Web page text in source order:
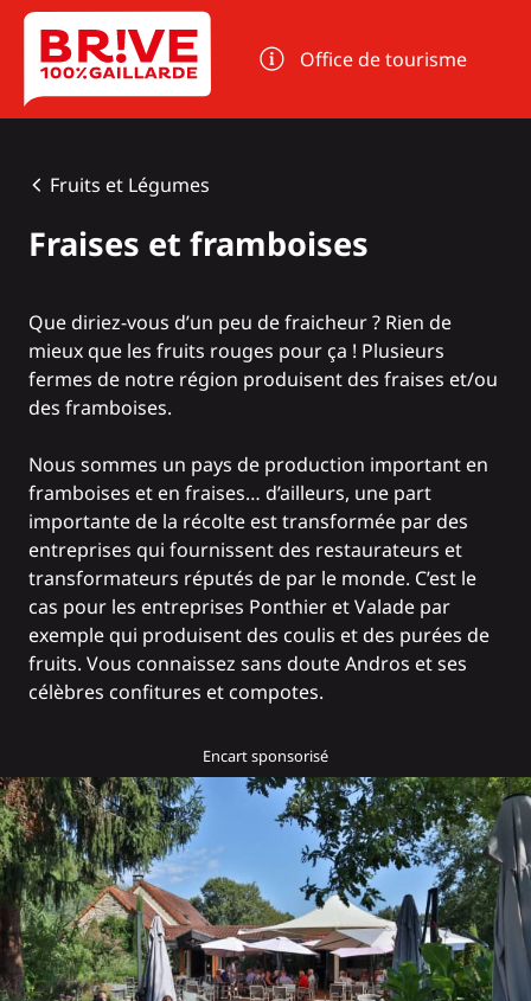
Panneau de gestion des cookies
Office de tourisme
Fruits et Légumes
Fraises et framboises
Que diriez-vous d’un peu de fraicheur ? Rien de
mieux que les fruits rouges pour ça ! Plusieurs
fermes de notre région produisent des fraises et/ou
des framboises.
Nous sommes un pays de production important en
framboises et en fraises… d’ailleurs, une part
importante de la récolte est transformée par des
entreprises qui fournissent des restaurateurs et
transformateurs réputés de par le monde. C’est le
cas pour les entreprises Ponthier et Valade par
exemple qui produisent des coulis et des purées de
fruits. Vous connaissez sans doute Andros et ses
célèbres confitures et compotes.